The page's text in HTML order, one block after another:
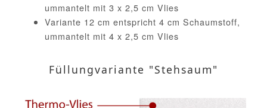
ummantelt mit 3 x 2,5 cm Vlies
Variante 12 cm entspricht 4 cm Schaumstoff,
ummantelt mit 4 x 2,5 cm Vlies
Füllungvariante "Stehsaum"